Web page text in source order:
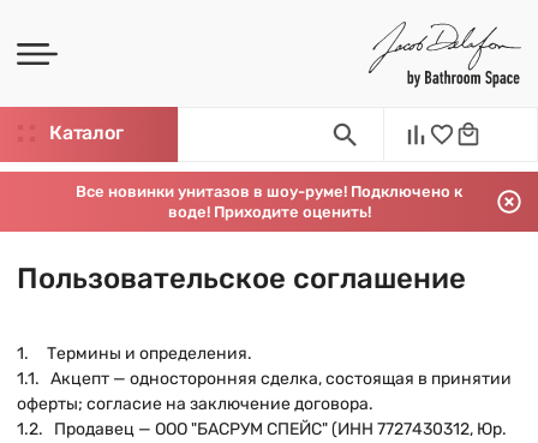
Каталог
Все новинки унитазов в шоу-руме! Подключено к
воде! Приходите оценить!
Пользовательское соглашение
1. Термины и определения.
1.1. Акцепт — односторонняя сделка, состоящая в принятии
оферты; согласие на заключение договора.
1.2. Продавец — ООО "БАСРУМ СПЕЙС" (ИНН 7727430312, Юр.